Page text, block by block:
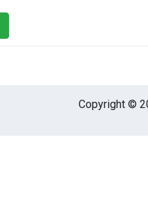
Copyright ©